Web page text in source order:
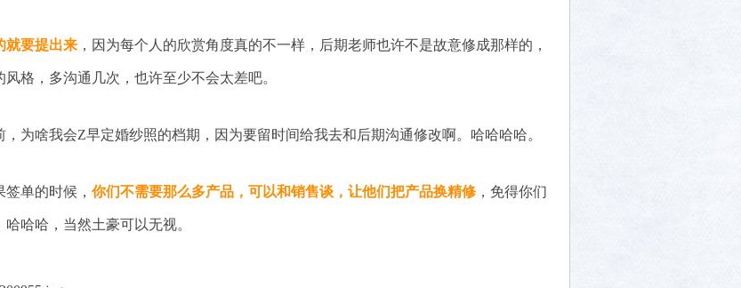
就要提出来 ，因为每个人的欣赏角度真的不一样，后期老师也许不是故意修成那样的，
格，多沟通几次，也许至少不会太差吧。
，为啥我会Z早定婚纱照的档期，因为要留时间给我去和后期沟通修改啊。哈哈哈哈。
单的时候， 你们不需要那么多产品，可以和销售谈，让他们把产品换精修 ，免得你们
哈哈，当然土豪可以无视。